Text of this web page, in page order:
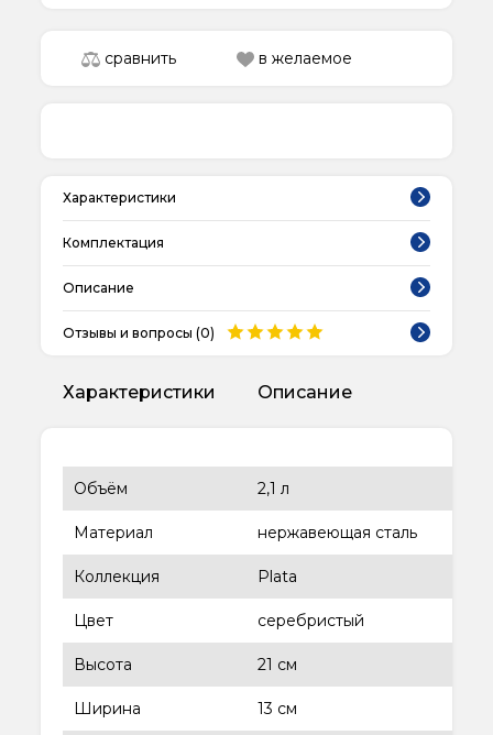
сравнить в желаемое
Характеристики
Комплектация
Описание
Отзывы и вопросы (0)
Характеристики Описание
Объём 2,1 л
Материал нержавеющая сталь
Коллекция Plata
Цвет серебристый
Высота 21 см
Ширина 13 см